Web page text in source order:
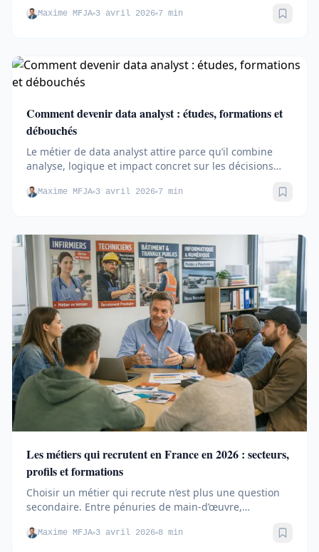
Maxime MFJA 3 avril 2026 7 min
Comment devenir data analyst : études, formations et
débouchés
Le métier de data analyst attire parce qu’il combine
analyse, logique et impact concret sur les décisions
Maxime MFJA 3 avril 2026 7 min
Les métiers qui recrutent en France en 2026 : secteurs,
profils et formations
Choisir un métier qui recrute n’est plus une question
secondaire. Entre pénuries de main-d’œuvre,
Maxime MFJA 3 avril 2026 8 min